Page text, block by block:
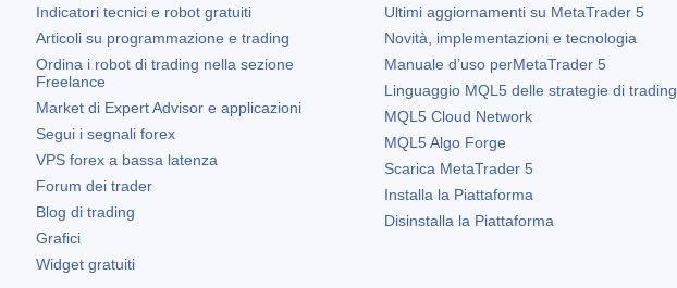
Indicatori tecnici e robot gratuiti
Articoli su programmazione e trading
Ordina i robot di trading nella sezione
Freelance
Market di Expert Advisor e applicazioni
Segui i segnali forex
VPS forex a bassa latenza
Forum dei trader
Blog di trading
Grafici
Widget gratuiti
Ultimi aggiornamenti su MetaTrader 5
Novità, implementazioni e tecnologia
Manuale d’uso perMetaTrader 5
Linguaggio MQL5 delle strategie di trading
MQL5 Cloud Network
MQL5 Algo Forge
Scarica MetaTrader 5
Installa la Piattaforma
Disinstalla la Piattaforma